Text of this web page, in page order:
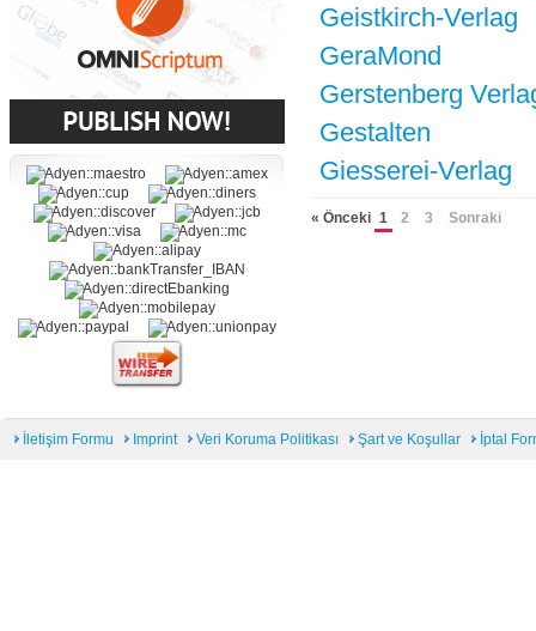
Geistkirch-Verlag
GeraMond
Gerstenberg
Gestalten
Giesserei-Verlag
« Önceki 1 2 3 Sonraki
İletişim Formu Imprint Veri Koruma Politikası Şart ve Koşullar İptal